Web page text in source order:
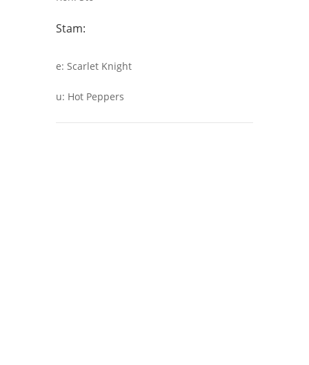
Stam:
e: Scarlet Knight
u: Hot Peppers